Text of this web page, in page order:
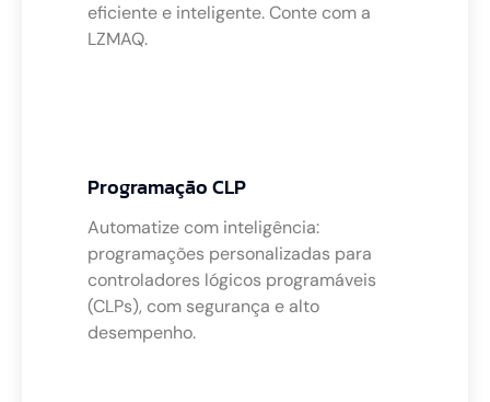
eficiente e inteligente. Conte com a
LZMAQ.
Programação CLP
Automatize com inteligência:
programações personalizadas para
controladores lógicos programáveis
(CLPs), com segurança e alto
desempenho.